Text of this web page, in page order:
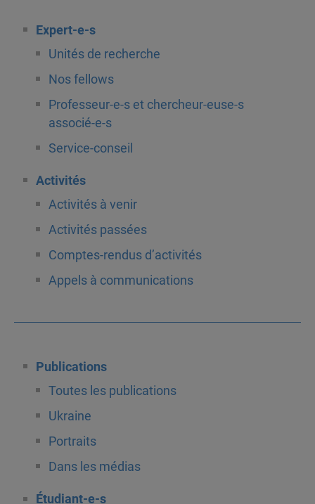
Expert-e-s
Unités de recherche
Nos fellows
Professeur-e-s et chercheur-euse-s
associé-e-s
Service-conseil
Activités
Activités à venir
Activités passées
Comptes-rendus d’activités
Appels à communications
Publications
Toutes les publications
Ukraine
Portraits
Dans les médias
Étudiant-e-s